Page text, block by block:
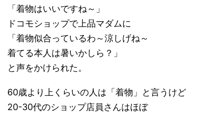
「着物はいいですね～」
ドコモショップで上品マダムに
「着物似合っているわ～涼しげね～
着てる本人は暑いかしら？」
と声をかけられた。
60歳より上くらいの人は「着物」と言うけど
20-30代のショップ店員さんはほぼ